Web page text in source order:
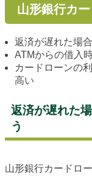
山形銀行カ
返済が遅れた場
ATMからの借入
カードローンの
高い
返済が遅れた
う
山形銀行カードロ